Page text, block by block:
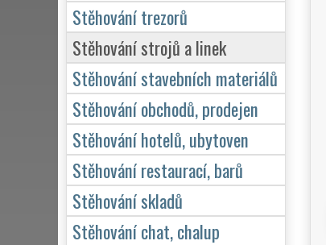
Stěhování trezorů
Stěhování strojů a linek
Stěhování stavebních materiálů
Stěhování obchodů, prodejen
Stěhování hotelů, ubytoven
Stěhování restaurací, barů
Stěhování skladů
Stěhování chat, chalup